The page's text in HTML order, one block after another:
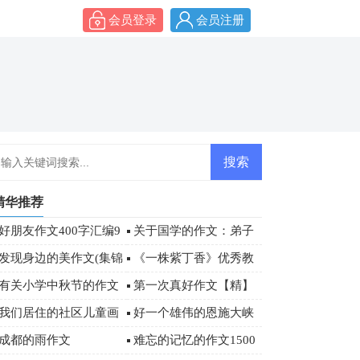
会员登录 会员注册
华推荐
朋友作文400字汇编9 关于国学的作文：弟子
规读后感800字
现身边的美作文(集锦
篇)
《一株紫丁香》优秀教
学设计
关小学中秋节的作文
字三篇
第一次真好作文【精】
们居住的社区儿童画
品欣赏
好一个雄伟的恩施大峡
谷游记作文
都的雨作文 难忘的记忆的作文1500